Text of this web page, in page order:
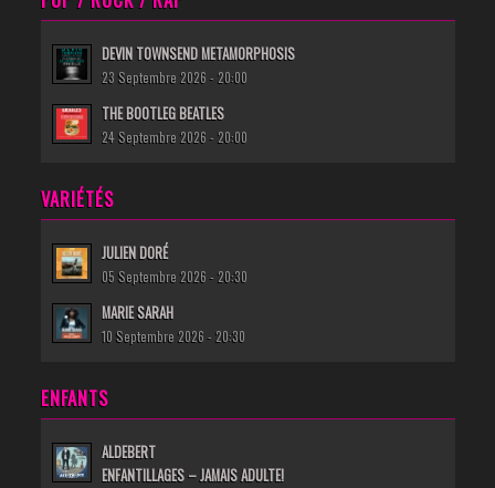
DEVIN TOWNSEND METAMORPHOSIS
23 Septembre 2026 - 20:00
THE BOOTLEG BEATLES
24 Septembre 2026 - 20:00
VARIÉTÉS
JULIEN DORÉ
05 Septembre 2026 - 20:30
MARIE SARAH
10 Septembre 2026 - 20:30
ENFANTS
ALDEBERT
ENFANTILLAGES – JAMAIS ADULTE!